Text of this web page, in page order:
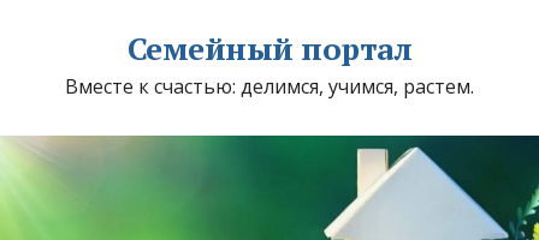
Семейный портал
Вместе к счастью: делимся, учимся, растем.